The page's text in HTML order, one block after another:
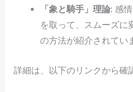
「象と騎手」理論: 感
を取って、スムーズに
の方法が紹介されてい
詳細は、以下のリンクから確